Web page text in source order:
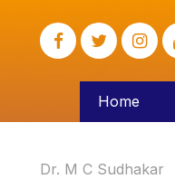
Home
Dr. M C Sudhakar